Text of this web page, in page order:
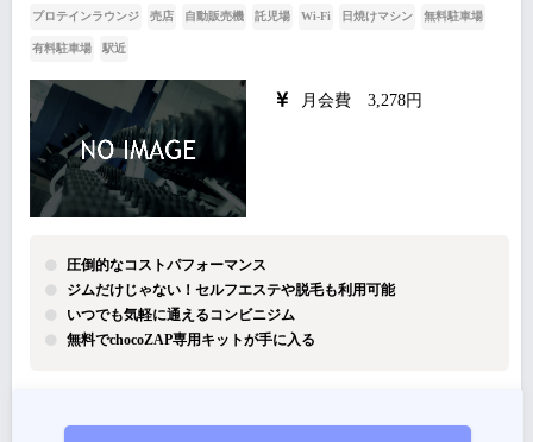
プロテインラウンジ 売店 自動販売機 託児場 Wi-Fi 日焼けマシン 無料駐車場
有料駐車場 駅近
月会費 3,278円
圧倒的なコストパフォーマンス
ジムだけじゃない！セルフエステや脱毛も利用可能
いつでも気軽に通えるコンビニジム
無料でchocoZAP専用キットが手に入る